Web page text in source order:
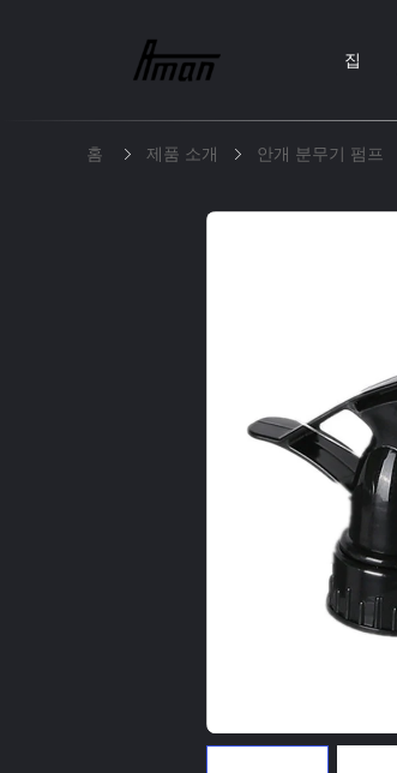
집
홈 제품 소개 안개 분무기 펌프